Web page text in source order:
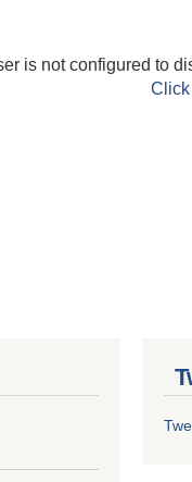
is not configured to